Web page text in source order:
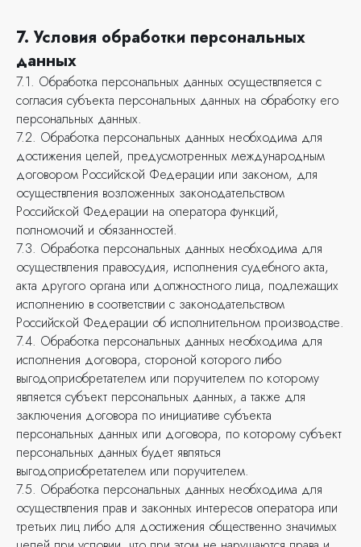
7. Условия обработки персональных
данных
7.1. Обработка персональных данных осуществляется с
согласия субъекта персональных данных на обработку его
персональных данных.
7.2. Обработка персональных данных необходима для
достижения целей, предусмотренных международным
договором Российской Федерации или законом, для
осуществления возложенных законодательством
Российской Федерации на оператора функций,
полномочий и обязанностей.
7.3. Обработка персональных данных необходима для
осуществления правосудия, исполнения судебного акта,
акта другого органа или должностного лица, подлежащих
исполнению в соответствии с законодательством
Российской Федерации об исполнительном производстве.
7.4. Обработка персональных данных необходима для
исполнения договора, стороной которого либо
выгодоприобретателем или поручителем по которому
является субъект персональных данных, а также для
заключения договора по инициативе субъекта
персональных данных или договора, по которому субъект
персональных данных будет являться
выгодоприобретателем или поручителем.
7.5. Обработка персональных данных необходима для
осуществления прав и законных интересов оператора или
третьих лиц либо для достижения общественно значимых
Обсудим ваш
проект
Расскажите о задачах
и задайте вопросы —